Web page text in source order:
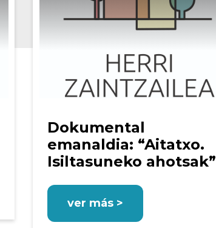
Dokumental
emanaldia: “Aitatxo.
Isiltasuneko ahotsak”
ver más >